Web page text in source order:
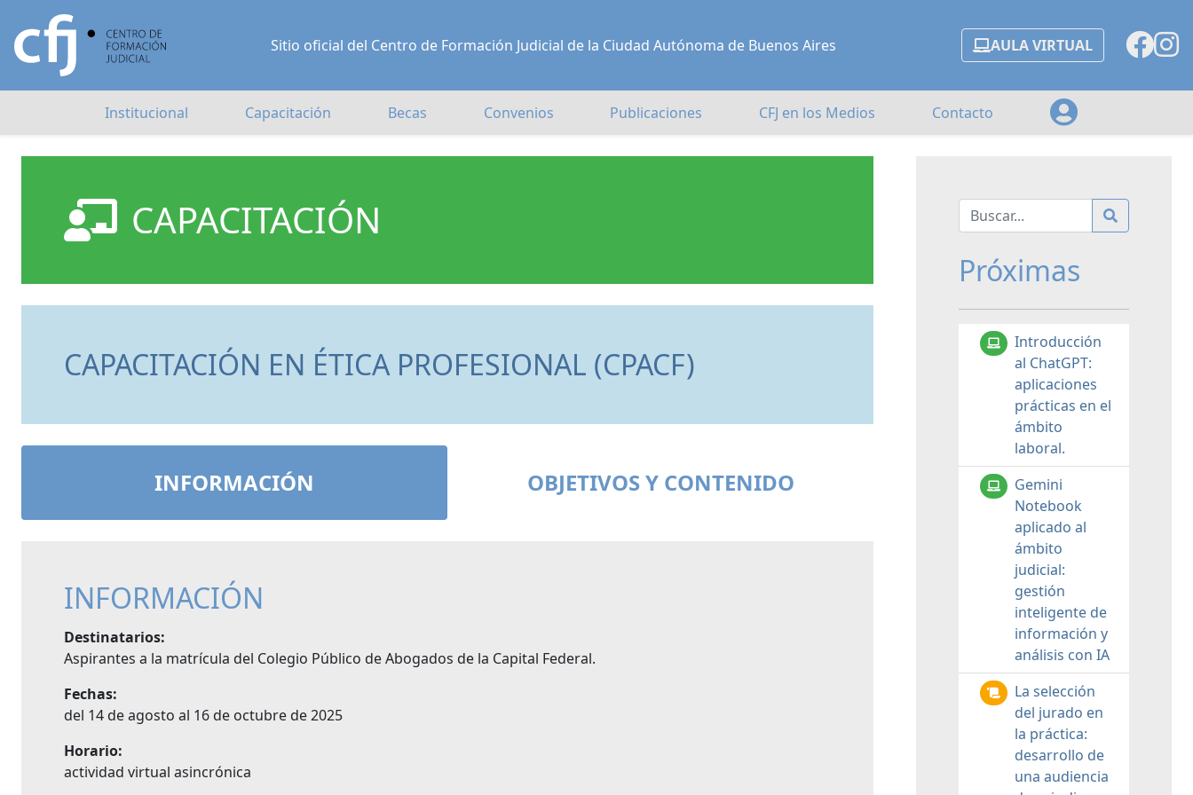
Sitio oficial del Centro de Formación Judicial de la Ciudad Autónoma de Buenos Aires AULA VIRTUAL
Institucional Capacitación Becas Convenios Publicaciones CFJ en los Medios Contacto
CAPACITACIÓN
CAPACITACIÓN EN ÉTICA PROFESIONAL (CPACF)
INFORMACIÓN OBJETIVOS Y CONTENIDO
INFORMACIÓN
Destinatarios:
Aspirantes a la matrícula del Colegio Público de Abogados de la Capital Federal.
Fechas:
del 14 de agosto al 16 de octubre de 2025
Horario:
actividad virtual asincrónica
Próximas
Introducción
al ChatGPT:
aplicaciones
prácticas en el
ámbito
laboral.
Gemini
Notebook
aplicado al
ámbito
judicial:
gestión
inteligente de
información y
análisis con IA
La selección
del jurado en
la práctica:
desarrollo de
una audiencia